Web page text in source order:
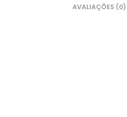
AVALIAÇÕES (0)